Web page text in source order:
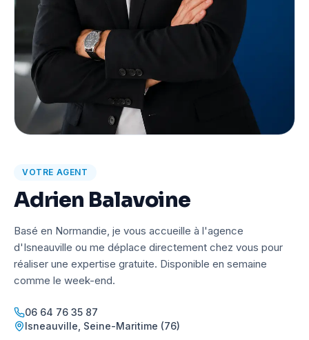
VOTRE AGENT
Adrien Balavoine
Basé en Normandie, je vous accueille à l'agence
d'Isneauville ou me déplace directement chez vous pour
réaliser une expertise gratuite. Disponible en semaine
comme le week-end.
06 64 76 35 87
Isneauville Seine-Maritime (76)